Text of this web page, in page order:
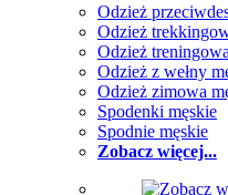
Odzież
Odzież
Odzież
Odzież z wełny
Odzież zimowa
Spodenki męskie
Spodnie męskie
Zobacz więcej...